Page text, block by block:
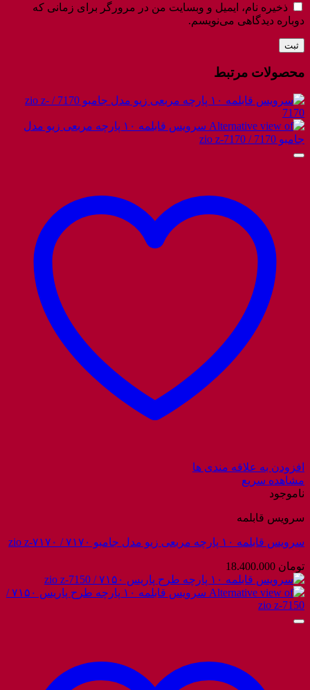
ذخیره نام، ایمیل و وبسایت من در مرورگر برای زمانی که
دوباره دیدگاهی می‌نویسم.
محصولات مرتبط
افزودن به علاقه مندی ها
مشاهده سریع
ناموجود
سرویس قابلمه
سرویس قابلمه ۱۰ پارچه مربعی زیو مدل جامبو ۷۱۷۰ / zio z-۷۱۷۰
تومان